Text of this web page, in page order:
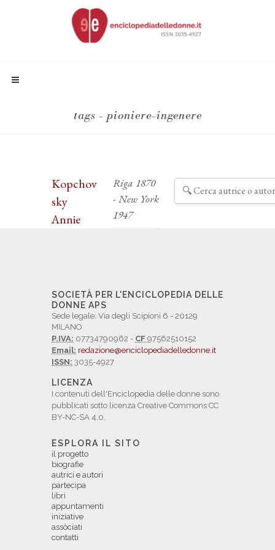
tags - pioniere-ingenere
Kopchov
sky
Annie
Riga 1870
- New York
1947
SOCIETÀ PER L'ENCICLOPEDIA DELLE
DONNE APS
Sede legale: Via degli Scipioni 6 - 20129
MILANO
P.IVA: 07734790962 - CF 97562510152
Email: redazione@enciclopediadelledonne.it
ISSN: 3035-4927
LICENZA
I contenuti dell'Enciclopedia delle donne sono
pubblicati sotto licenza Creative Commons CC
BY-NC-SA 4.0.
ESPLORA IL SITO
il progetto
biografie
autrici e autori
partecipa
libri
appuntamenti
iniziative
assòciati
contatti